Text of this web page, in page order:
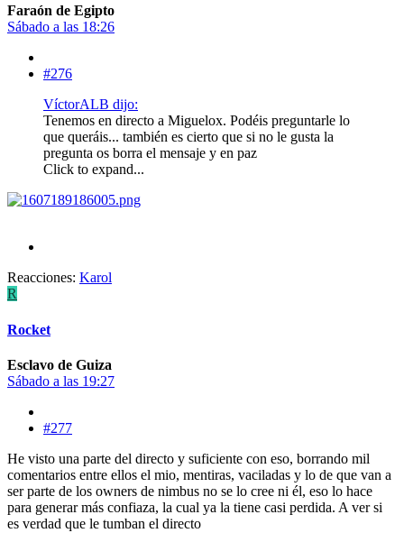
Faraón de Egipto
Sábado a las 18:26
#276
VíctorALB dijo:
Tenemos en directo a Miguelox. Podéis preguntarle lo
que queráis... también es cierto que si no le gusta la
pregunta os borra el mensaje y en paz
Click to expand...
Reacciones: Karol
R
Rocket
Esclavo de Guiza
Sábado a las 19:27
#277
He visto una parte del directo y suficiente con eso, borrando mil
comentarios entre ellos el mio, mentiras, vaciladas y lo de que van a
ser parte de los owners de nimbus no se lo cree ni él, eso lo hace
para generar más confiaza, la cual ya la tiene casi perdida. A ver si
es verdad que le tumban el directo